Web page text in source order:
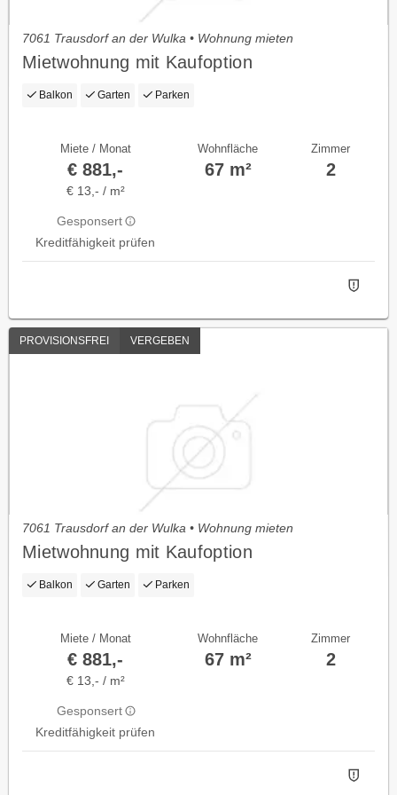
7061 Trausdorf an der Wulka • Wohnung mieten
Mietwohnung mit Kaufoption
Balkon Garten Parken
Miete / Monat
€ 881,-
€ 13,- / m²
Gesponsert
Kreditfähigkeit prüfen
Wohnfläche
67 m²
Zimmer
2
PROVISIONSFREI VERGEBEN
7061 Trausdorf an der Wulka • Wohnung mieten
Mietwohnung mit Kaufoption
Balkon Garten Parken
Miete / Monat
€ 881,-
€ 13,- / m²
Gesponsert
Kreditfähigkeit prüfen
Wohnfläche
67 m²
Zimmer
2